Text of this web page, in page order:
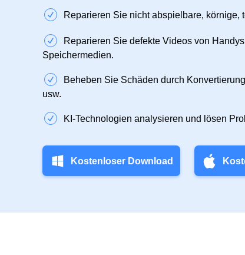
Reparieren Sie nicht abspielbare, körnige,
Reparieren Sie defekte Videos von
Speichermedien.
Beheben Sie Schäden durch
usw.
KI-Technologien analysieren und lösen
Kostenloser Download